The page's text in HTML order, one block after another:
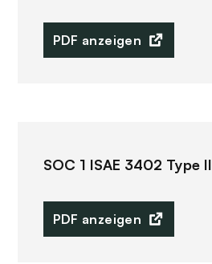
PDF anzeigen
SOC 1 ISAE 3402 Type II
PDF anzeigen